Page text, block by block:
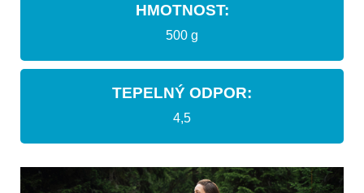
HMOTNOST:
500 g
TEPELNÝ ODPOR:
4,5